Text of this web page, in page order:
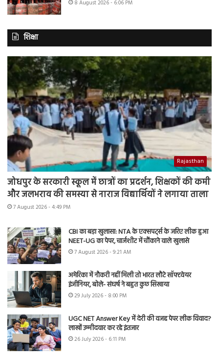
8 August 2026 - 6:06 PM
शिक्षा
Rajasthan
जोधपुर के सरकारी स्कूल में छात्रों का प्रदर्शन, शिक्षकों की कमी
और जलभराव की समस्या से नाराज विद्यार्थियों ने लगाया ताला
7 August 2026 - 4:49 PM
CBI का बड़ा खुलासा: NTA के एक्सपर्ट्स के जरिए लीक हुआ
NEET-UG का पेपर, चार्जशीट में चौंकाने वाले खुलासे
7 August 2026 - 9:21 AM
अमेरिका में नौकरी नहीं मिली तो भारत लौटे सॉफ्टवेयर
इंजीनियर, बोले- संघर्ष ने बहुत कुछ सिखाया
29 July 2026 - 8:00 PM
UGC NET Answer Key में देरी की वजह पेपर लीक विवाद?
लाखों उम्मीदवार कर रहे इंतजार
26 July 2026 - 6:11 PM